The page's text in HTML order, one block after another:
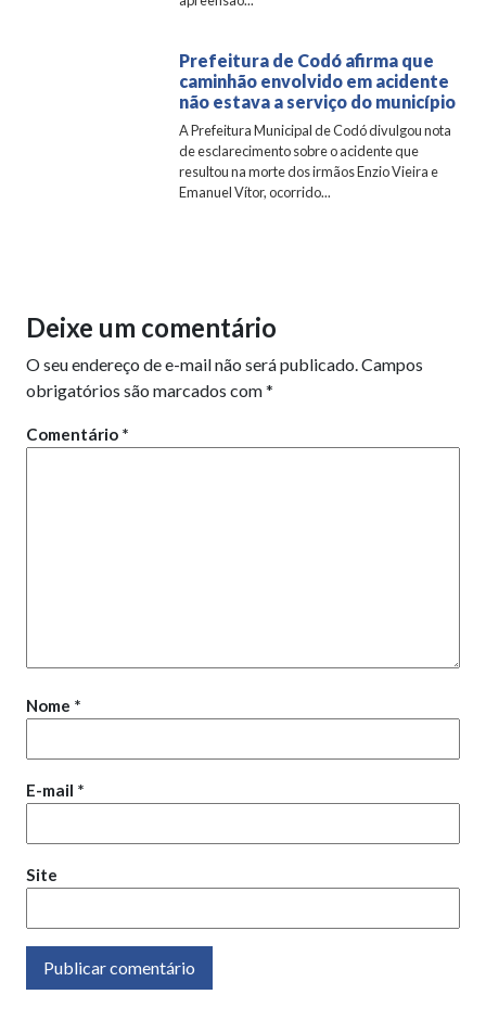
Prefeitura de Codó afirma que
caminhão envolvido em acidente
não estava a serviço do município
A Prefeitura Municipal de Codó divulgou nota
de esclarecimento sobre o acidente que
resultou na morte dos irmãos Enzio Vieira e
Emanuel Vítor, ocorrido...
Deixe um comentário
O seu endereço de e-mail não será publicado.Campos
obrigatórios são marcados com*
Comentário *
Nome *
E-mail *
Site